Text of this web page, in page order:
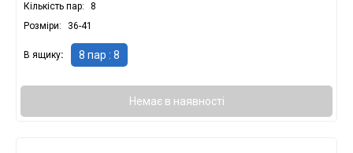
Кількість пар
8
Розміри
36-41
В ящику 8 пар : 8
Немає в наявності